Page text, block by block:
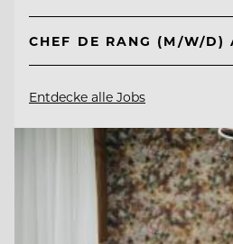
CHEF DE RANG (M/W/D)
Entdecke alle Jobs